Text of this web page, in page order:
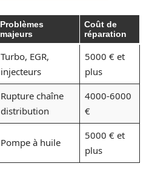
Problèmes
majeurs
Coût de
réparation
Turbo, EGR,
injecteurs
5000 € et
plus
Rupture chaîne
distribution
4000-6000
€
Pompe à huile
5000 € et
plus